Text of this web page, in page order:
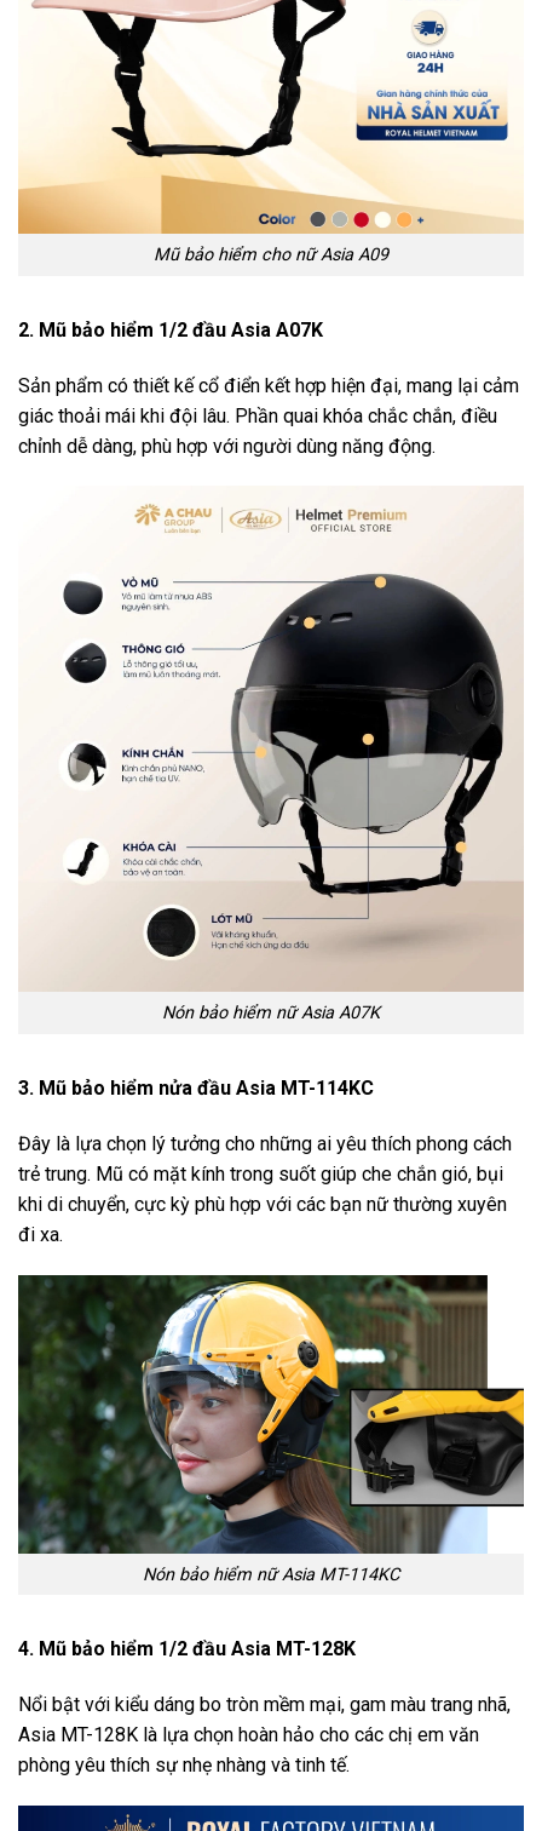
Mũ bảo hiểm cho nữ Asia A09
2. Mũ bảo hiểm 1/2 đầu Asia A07K
Sản phẩm có thiết kế cổ điển kết hợp hiện đại, mang lại cảm
giác thoải mái khi đội lâu. Phần quai khóa chắc chắn, điều
chỉnh dễ dàng, phù hợp với người dùng năng động.
Nón bảo hiểm nữ Asia A07K
3. Mũ bảo hiểm nửa đầu Asia MT-114KC
Đây là lựa chọn lý tưởng cho những ai yêu thích phong cách
trẻ trung. Mũ có mặt kính trong suốt giúp che chắn gió, bụi
khi di chuyển, cực kỳ phù hợp với các bạn nữ thường xuyên
đi xa.
Nón bảo hiểm nữ Asia MT-114KC
4. Mũ bảo hiểm 1/2 đầu Asia MT-128K
Nổi bật với kiểu dáng bo tròn mềm mại, gam màu trang nhã,
Asia MT-128K là lựa chọn hoàn hảo cho các chị em văn
phòng yêu thích sự nhẹ nhàng và tinh tế.